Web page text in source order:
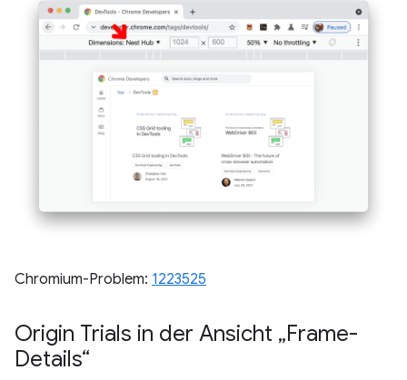
Chromium-Problem: 1223525
Origin Trials in der Ansicht „Frame-
Details“